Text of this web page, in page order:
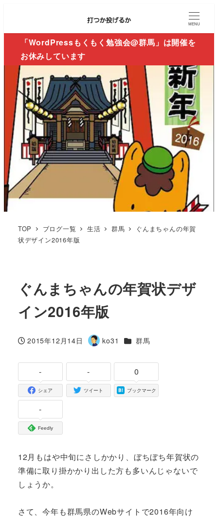
MENU
「WordPressもくもく勉強会@群馬」は開催を
お休みしています
TOP ブログ一覧 生活 群馬
ぐんまちゃんの年賀
状デザイン2016年版
ぐんまちゃんの年賀状デザ
イン2016年版
投稿日
2015年12月14日
著
ko31 カテゴリー
群馬
-
シェア
-
ツイート
0
ブックマーク
-
Feedly
12月もはや中旬にさしかかり、ぼちぼち年賀状の
準備に取り掛かかり出した方も多いんじゃないで
しょうか。
さて、今年も群馬県のWebサイトで2016年向け